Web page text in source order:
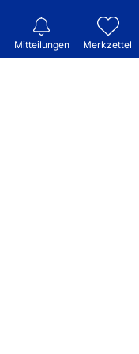
Mitteilungen Merkzettel